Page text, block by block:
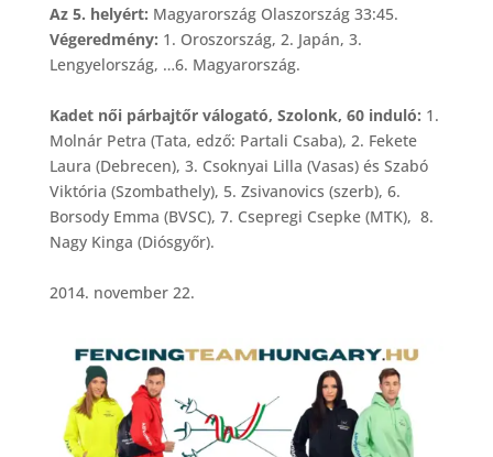
Az 5. helyért: Magyarország Olaszország 33:45.
Végeredmény: 1. Oroszország, 2. Japán, 3.
Lengyelország, …6. Magyarország.
Kadet női párbajtőr válogató, Szolonk, 60 induló: 1.
Molnár Petra (Tata, edző: Partali Csaba), 2. Fekete
Laura (Debrecen), 3. Csoknyai Lilla (Vasas) és Szabó
Viktória (Szombathely), 5. Zsivanovics (szerb), 6.
Borsody Emma (BVSC), 7. Csepregi Csepke (MTK), 8.
Nagy Kinga (Diósgyőr).
2014. november 22.